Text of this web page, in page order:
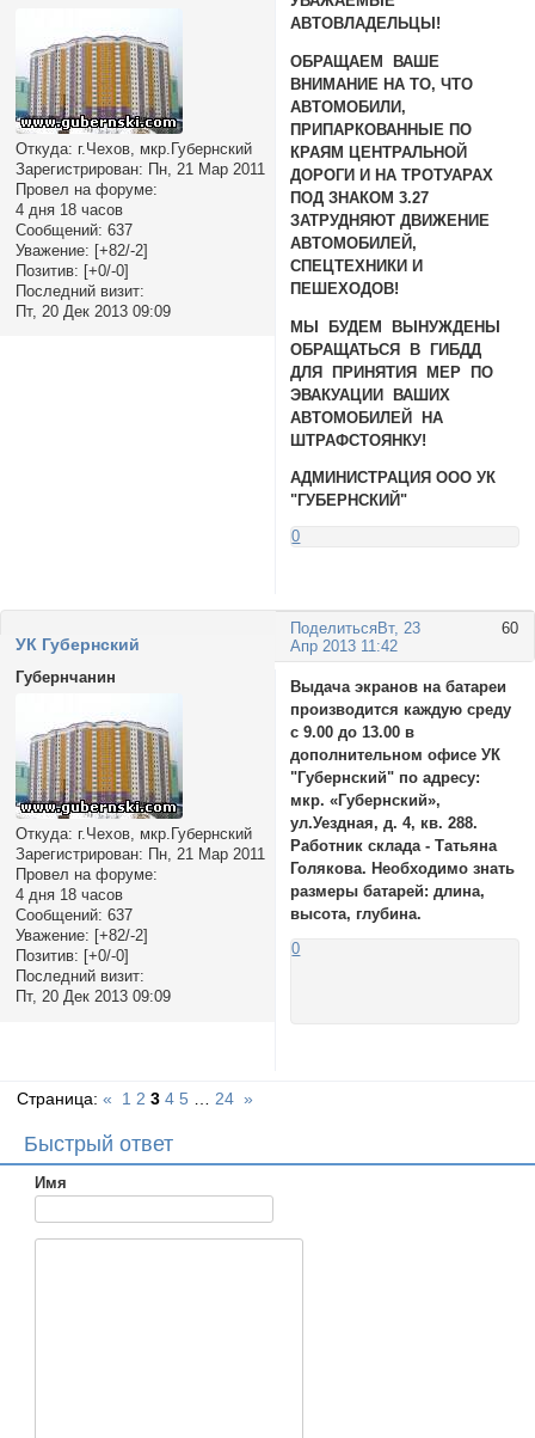
Откуда: г.Чехов, мкр.Губернский
Зарегистрирован: Пн, 21 Мар 2011
Провел на форуме:
4 дня 18 часов
Сообщений: 637
Уважение: [+82/-2]
Позитив: [+0/-0]
Последний визит:
Пт, 20 Дек 2013 09:09
АВТОВЛАДЕЛЬЦЫ!
ОБРАЩАЕМ ВАШЕ
ВНИМАНИЕ НА ТО, ЧТО
АВТОМОБИЛИ,
ПРИПАРКОВАННЫЕ ПО
КРАЯМ ЦЕНТРАЛЬНОЙ
ДОРОГИ И НА ТРОТУАРАХ
ПОД ЗНАКОМ 3.27
ЗАТРУДНЯЮТ ДВИЖЕНИЕ
АВТОМОБИЛЕЙ,
СПЕЦТЕХНИКИ И
ПЕШЕХОДОВ!
МЫ БУДЕМ ВЫНУЖДЕНЫ
ОБРАЩАТЬСЯ В ГИБДД
ДЛЯ ПРИНЯТИЯ МЕР ПО
ЭВАКУАЦИИ ВАШИХ
АВТОМОБИЛЕЙ НА
ШТРАФСТОЯНКУ!
АДМИНИСТРАЦИЯ ООО УК
"ГУБЕРНСКИЙ"
0
Поделиться 60
Вт, 23
Апр 2013 11:42
УК Губернский
Губернчанин
Откуда: г.Чехов, мкр.Губернский
Зарегистрирован: Пн, 21 Мар 2011
Провел на форуме:
4 дня 18 часов
Сообщений: 637
Уважение: [+82/-2]
Позитив: [+0/-0]
Последний визит:
Пт, 20 Дек 2013 09:09
Выдача экранов на батареи
производится каждую среду
с 9.00 до 13.00 в
дополнительном офисе УК
"Губернский" по адресу:
мкр. «Губернский»,
ул.Уездная, д. 4, кв. 288.
Работник склада - Татьяна
Голякова. Необходимо знать
размеры батарей: длина,
высота, глубина.
0
Страница:« 1 2 3 4 5 24 »
Быстрый ответ
Имя